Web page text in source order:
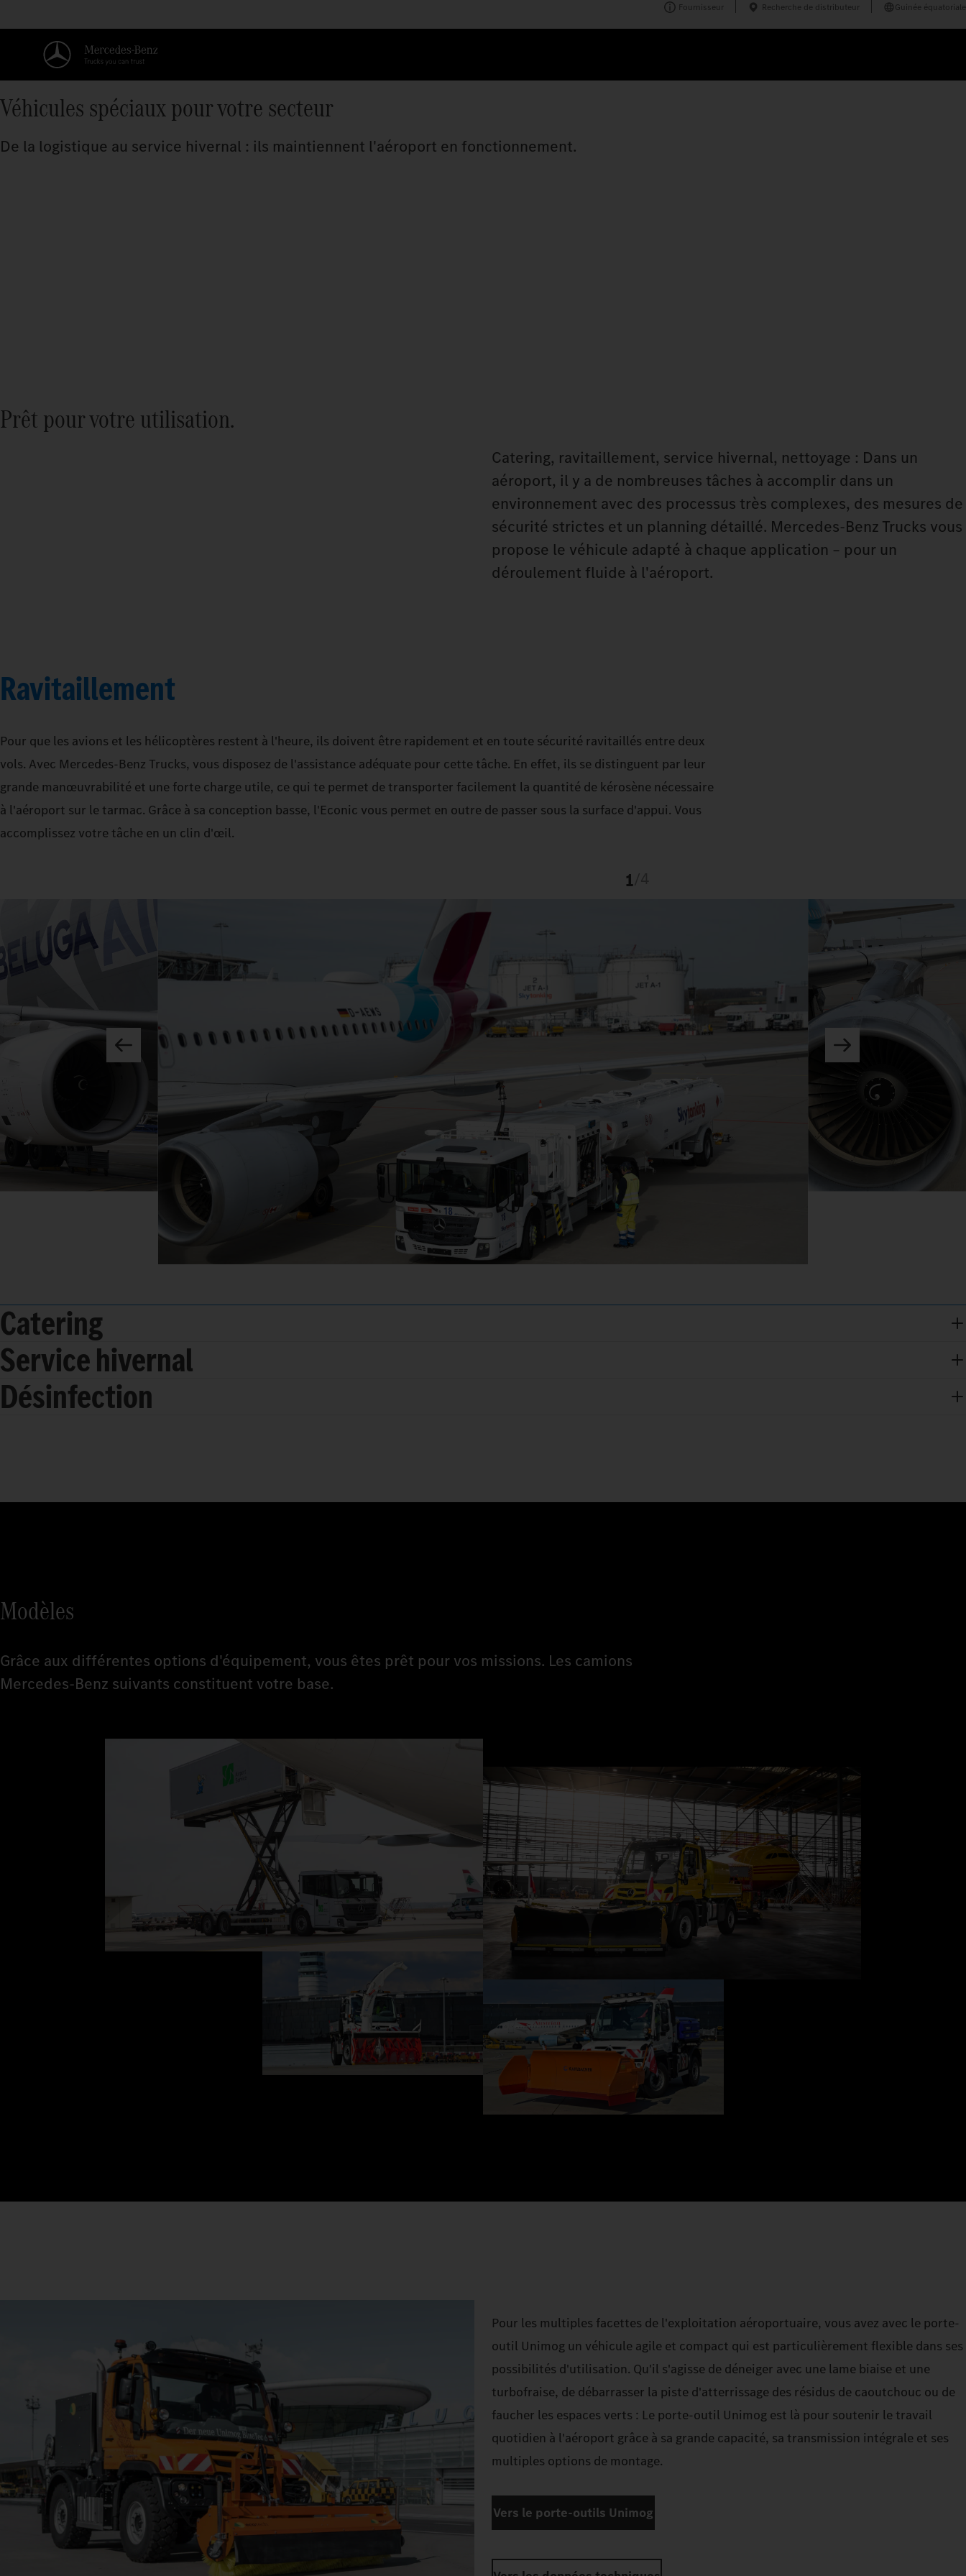
Fournisseur Recherche de distributeur Guinée équatoriale
Véhicules spéciaux pour votre secteur
De la logistique au service hivernal : ils maintiennent l'aéroport en fonctionnement.
Prêt pour votre utilisation.
Catering, ravitaillement, service hivernal, nettoyage : Dans un
aéroport, il y a de nombreuses tâches à accomplir dans un
environnement avec des processus très complexes, des mesures de
sécurité strictes et un planning détaillé. Mercedes‑Benz Trucks vous
propose le véhicule adapté à chaque application – pour un
déroulement fluide à l'aéroport.
Ravitaillement
Pour que les avions et les hélicoptères restent à l'heure, ils doivent être rapidement et en toute sécurité ravitaillés entre deux
vols. Avec Mercedes‑Benz Trucks, vous disposez de l'assistance adéquate pour cette tâche. En effet, ils se distinguent par leur
grande manœuvrabilité et une forte charge utile, ce qui te permet de transporter facilement la quantité de kérosène nécessaire
à l'aéroport sur le tarmac. Grâce à sa conception basse, l'Econic vous permet en outre de passer sous la surface d'appui. Vous
accomplissez votre tâche en un clin d'œil.
1
Catering
Service hivernal
Désinfection
Modèles
Grâce aux différentes options d'équipement, vous êtes prêt pour vos missions. Les camions
Mercedes-Benz suivants constituent votre base.
Pour les multiples facettes de l'exploitation aéroportuaire, vous avez avec le porte-
outil Unimog un véhicule agile et compact qui est particulièrement flexible dans ses
possibilités d'utilisation. Qu'il s'agisse de déneiger avec une lame biaise et une
turbofraise, de débarrasser la piste d'atterrissage des résidus de caoutchouc ou de
faucher les espaces verts : Le porte-outil Unimog est là pour soutenir le travail
quotidien à l'aéroport grâce à sa grande capacité, sa transmission intégrale et ses
multiples options de montage.
Vers le porte-outils Unimog